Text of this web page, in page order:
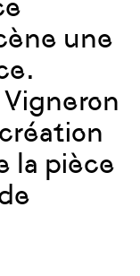
une
la pièce